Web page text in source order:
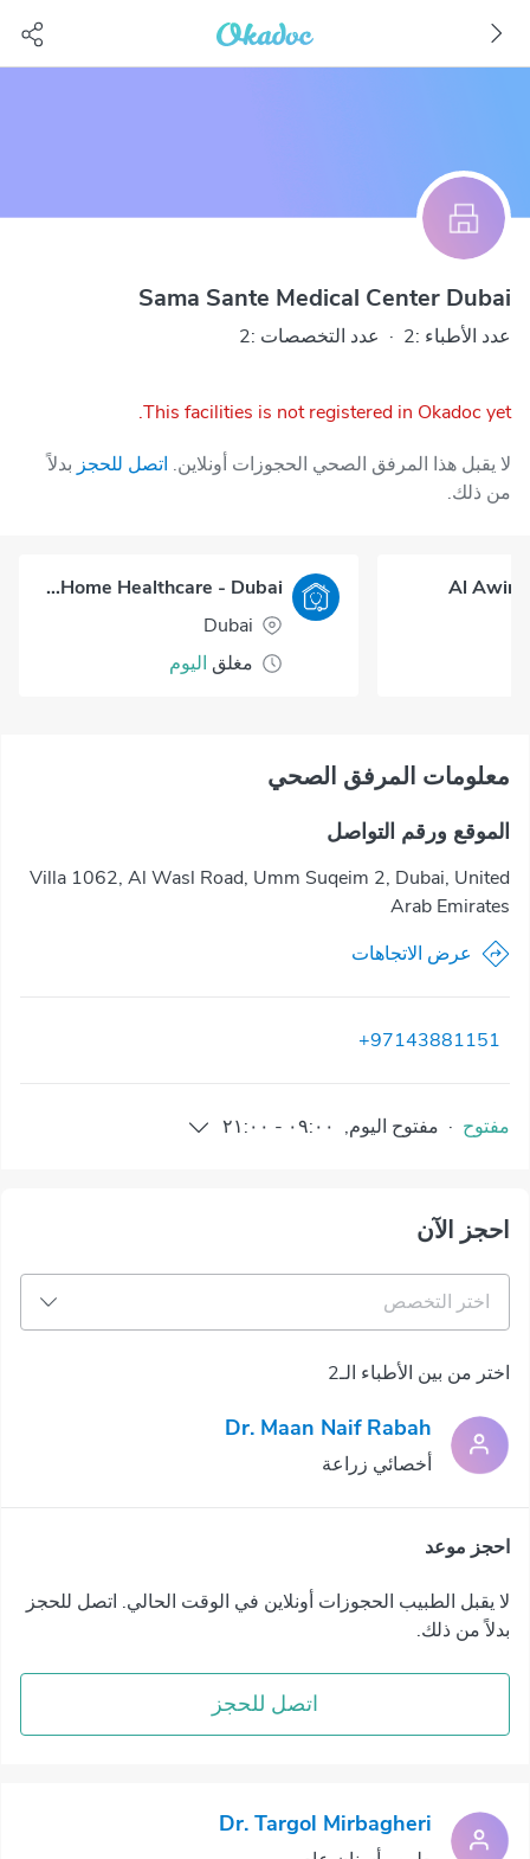
Sama Sante Medical Center Dubai
عدد الأطباء :2 · عدد التخصصات :2
This facilities is not registered in Okadoc yet.
لا يقبل هذا المرفق الصحي الحجوزات أونلاين. اتصل للحجز بدلاً
من ذلك.
Okadoc Home Healthcare - Dubai
Dubai
مغلق اليوم
Al Awir
معلومات المرفق الصحي
الموقع ورقم التواصل
Villa 1062, Al Wasl Road, Umm Suqeim 2, Dubai, United
Arab Emirates
عرض الاتجاهات
+97143881151
مفتوح · مفتوح اليوم, ٠٩:٠٠ - ٢١:٠٠
احجز الآن
اختر التخصص
اختر من بين الأطباء الـ2
Dr. Maan Naif Rabah
أخصائي زراعة
احجز موعد
لا يقبل الطبيب الحجوزات أونلاين في الوقت الحالي. اتصل للحجز
بدلاً من ذلك.
اتصل للحجز
Dr. Targol Mirbagheri